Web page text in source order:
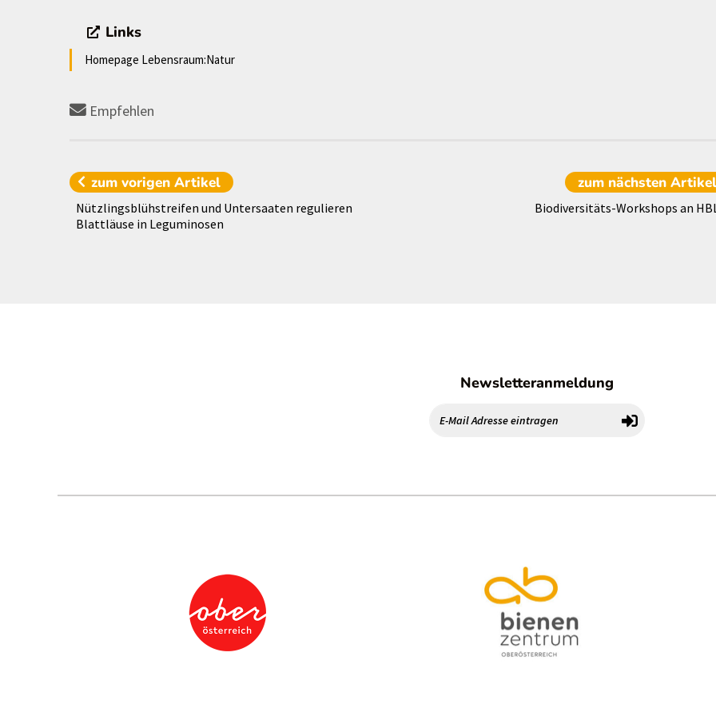
Links
Homepage Lebensraum:Natur
Empfehlen
zum vorigenArtikel
Nützlingsblühstreifen und Untersaaten regulieren
Blattläuse in Leguminosen
zum nächsten Artikel
Biodiversitäts-Workshops an
Newsletteranmeldung